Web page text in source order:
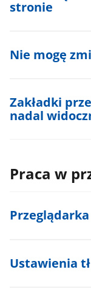
stronie
Nie mogę
Zakładki
nadal
Praca w
Przeglądarka
Ustawienia